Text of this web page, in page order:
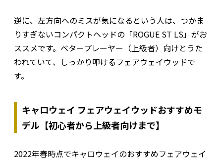
逆に、左方向へのミスが気になるという人は、つかま
りすぎないコンパクトヘッドの「ROGUE ST LS」がお
ススメです。ベタープレーヤー（上級者）向けとうた
われていて、しっかり叩けるフェアウェイウッドで
す。
キャロウェイ フェアウェイウッドおすすめモ
デル【初心者から上級者向けまで】
2022年春時点でキャロウェイのおすすめフェアウェイ